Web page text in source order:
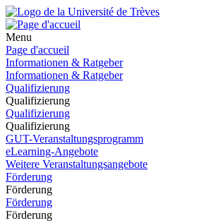
Menu
Page d'accueil
Informationen & Ratgeber
Informationen & Ratgeber
Qualifizierung
Qualifizierung
Qualifizierung
Qualifizierung
GUT-Veranstaltungsprogramm
eLearning-Angebote
Weitere Veranstaltungsangebote
Förderung
Förderung
Förderung
Förderung